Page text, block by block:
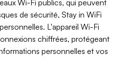
Wi-Fi publics, qui peuvent
de sécurité, Stay in WiFi
L'appareil Wi-Fi
chiffrées, protégeant
personnelles et vos